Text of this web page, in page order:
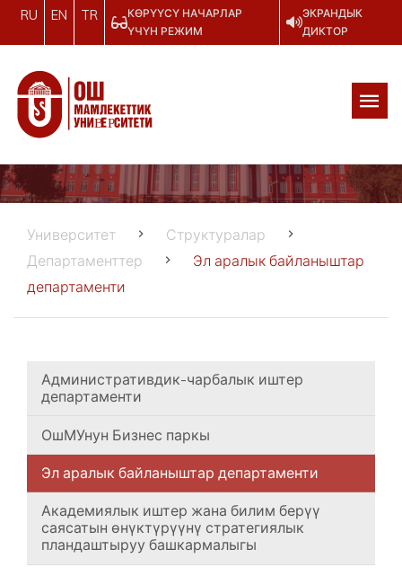
RU EN TR
КӨРҮҮСҮ НАЧАРЛАР
ҮЧҮН РЕЖИМ
ЭКРАНДЫК
ДИКТОР
Университет
Структуралар
Департаменттер
Эл аралык байланыштар
департаменти
Административдик-чарбалык иштер
департаменти
ОшМУнун Бизнес паркы
Эл аралык байланыштар департаменти
Академиялык иштер жана билим берүү
саясатын өнүктүрүүнү стратегиялык
пландаштыруу башкармалыгы